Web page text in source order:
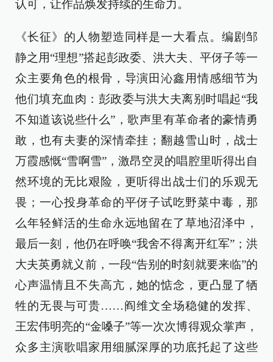
认可，让作品焕发持续的生命力。
《长征》的人物塑造同样是一大看点。编剧邹
静之用“理想”搭起彭政委、洪大夫、平伢子等一
众主要角色的根骨，导演田沁鑫用情感细节为
他们填充血肉：彭政委与洪大夫离别时唱起“我
不知道该说些什么”，歌声里有革命者的豪情勇
敢，也有夫妻的深情牵挂；翻越雪山时，战士
万霞感慨“雪啊雪”，激昂空灵的唱腔里听得出自
然环境的无比艰险，更听得出战士们的乐观无
畏；一心投身革命的平伢子试吃野菜中毒，那
么年轻鲜活的生命永远地留在了草地沼泽中，
最后一刻，他仍在呼唤“我舍不得离开红军”；洪
大夫英勇就义前，一段“告别的时刻就要来临”的
心声温情且不失高亢，她的惦念，更凸显了牺
牲的无畏与可贵……阎维文全场稳健的发挥、
王宏伟明亮的“金嗓子”等一次次博得观众掌声，
众多主演歌唱家用细腻深厚的功底托起了这些